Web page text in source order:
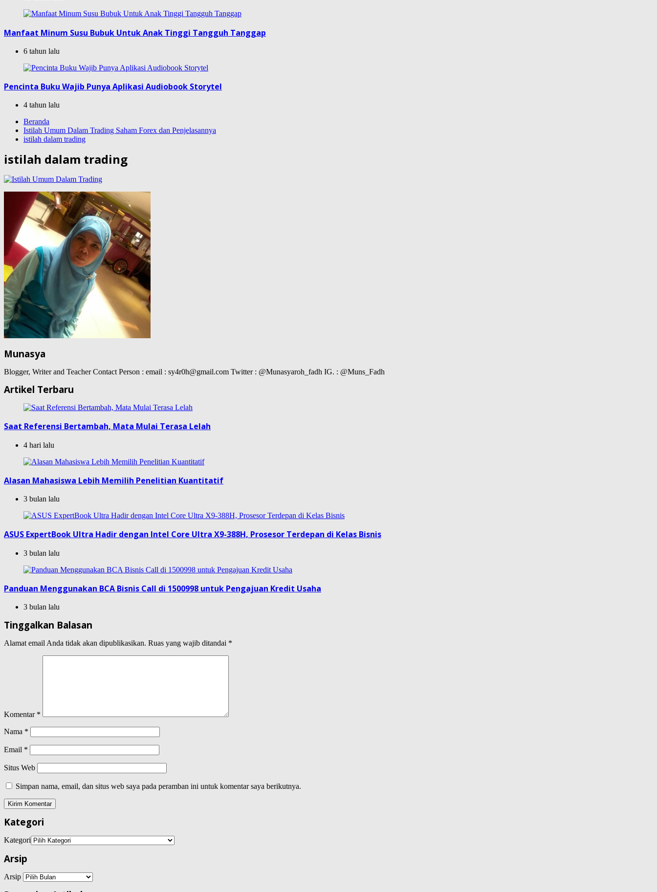
Manfaat Minum Susu Bubuk Untuk Anak Tinggi Tangguh Tanggap
6 tahun lalu
Pencinta Buku Wajib Punya Aplikasi Audiobook Storytel
4 tahun lalu
Beranda
Istilah Umum Dalam Trading Saham Forex dan Penjelasannya
istilah dalam trading
istilah dalam trading
Munasya
Blogger, Writer and Teacher Contact Person : email : sy4r0h@gmail.com Twitter : @Munasyaroh_fadh IG. : @Muns_Fadh
Artikel Terbaru
Saat Referensi Bertambah, Mata Mulai Terasa Lelah
4 hari lalu
Alasan Mahasiswa Lebih Memilih Penelitian Kuantitatif
3 bulan lalu
ASUS ExpertBook Ultra Hadir dengan Intel Core Ultra X9-388H, Prosesor Terdepan di Kelas Bisnis
3 bulan lalu
Panduan Menggunakan BCA Bisnis Call di 1500998 untuk Pengajuan Kredit Usaha
3 bulan lalu
Tinggalkan Balasan
Alamat email Anda tidak akan dipublikasikan. Ruas yang wajib ditandai *
Komentar *
Nama *
Email *
Situs Web
Simpan nama, email, dan situs web saya pada peramban ini untuk komentar saya berikutnya.
Kategori
Kategori
Arsip
Arsip